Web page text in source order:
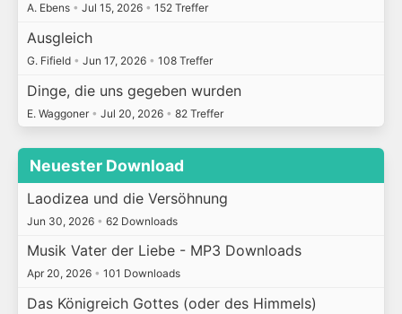
A. Ebens • Jul 15, 2026 • 152 Treffer
Ausgleich
G. Fifield • Jun 17, 2026 • 108 Treffer
Dinge, die uns gegeben wurden
E. Waggoner • Jul 20, 2026 • 82 Treffer
Neuester Download
Laodizea und die Versöhnung
Jun 30, 2026 • 62 Downloads
Musik Vater der Liebe - MP3 Downloads
Apr 20, 2026 • 101 Downloads
Das Königreich Gottes (oder des Himmels)